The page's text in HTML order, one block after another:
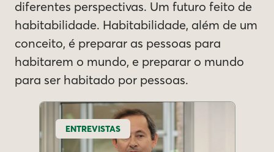
diferentes perspectivas. Um futuro feito de
habitabilidade. Habitabilidade, além de um
conceito, é preparar as pessoas para
habitarem o mundo, e preparar o mundo
para ser habitado por pessoas.
ENTREVISTAS